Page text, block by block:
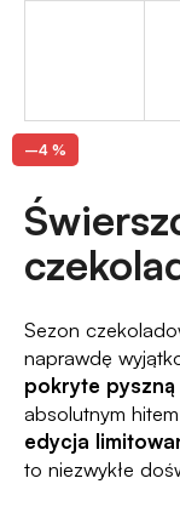
–4 %
Sezon
naprawdę
pokryte
absolutnym
edycja
to niezwykłe
P
l
e
c
a
m
y